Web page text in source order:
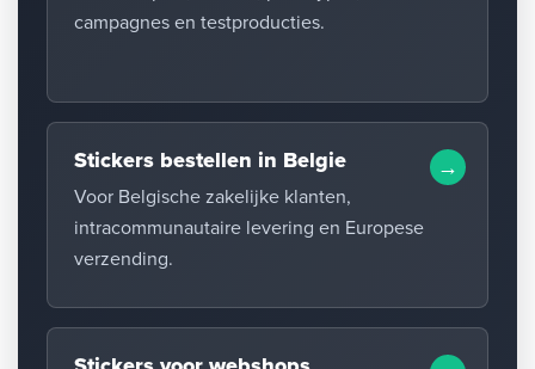
campagnes en testproducties.
Stickers bestellen in Belgie
Voor Belgische zakelijke klanten,
intracommunautaire levering en Europese
verzending.